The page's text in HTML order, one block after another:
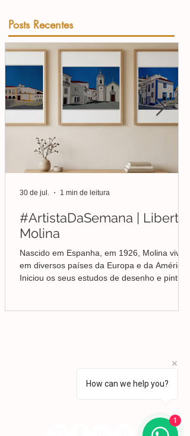
Posts Recentes
#ArtistaDaSemana | Liberto
Molina
Nascido em Espanha, em 1926, Molina viveu
em diversos países da Europa e da América.
Iniciou os seus estudos de desenho e pintura
30 de jul. 1 min de leitura
(+351) 211 926 120
How can we help you?
1